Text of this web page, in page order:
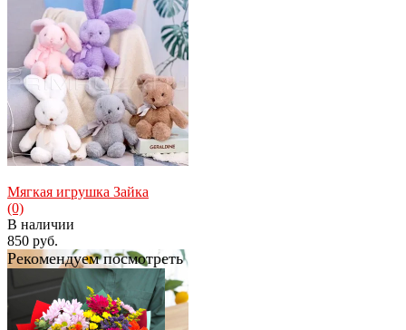
Мягкая игрушка Зайка
(0)
В наличии
850 руб.
Рекомендуем посмотреть